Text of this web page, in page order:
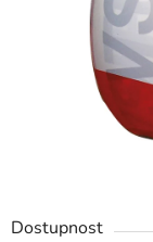
Dostupnost